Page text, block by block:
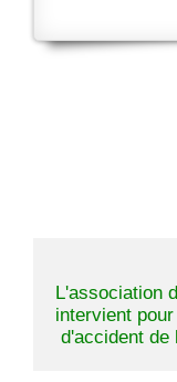
L'association
intervient